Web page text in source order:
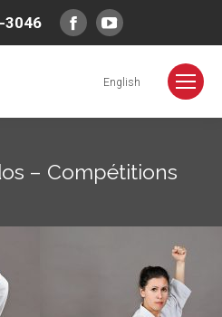
3046
Facebook
page
opens
YouTube
page
opens
English
– Compétitions